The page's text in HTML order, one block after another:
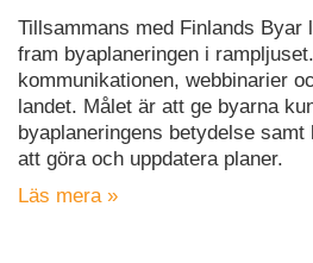
Tillsammans med Finlands Byar
fram byaplaneringen i
kommunikationen, webbinarier
landet. Målet är att ge byarna
byaplaneringens betydelse
att göra och uppdatera planer.
Läs mera »